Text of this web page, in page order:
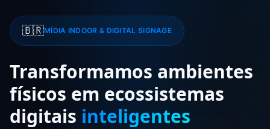
🇧🇷TV CORPORATIVA & SINALIZAÇÃO DIGITAL
Telasinteligentes que
comunicam,informame
vendem